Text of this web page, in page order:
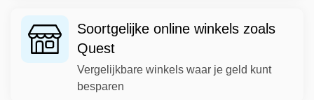
Soortgelijke online winkels zoals
Quest
Vergelijkbare winkels waar je geld kunt
besparen